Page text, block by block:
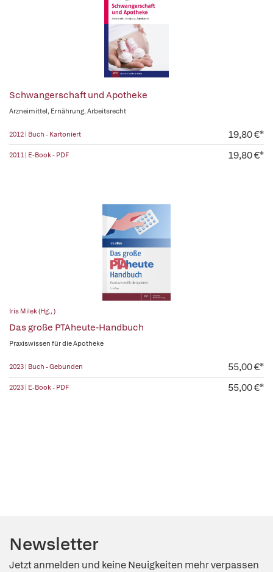
Schwangerschaft und Apotheke
Arzneimittel, Ernährung, Arbeitsrecht
2012 | Buch - Kartoniert 19,80 €*
2011 | E-Book - PDF 19,80 €*
Iris Milek (Hg., )
Das große PTAheute-Handbuch
Praxiswissen für die Apotheke
2023 | Buch - Gebunden 55,00 €*
2023 | E-Book - PDF 55,00 €*
Newsletter
Jetzt anmelden und keine Neuigkeiten mehr verpassen